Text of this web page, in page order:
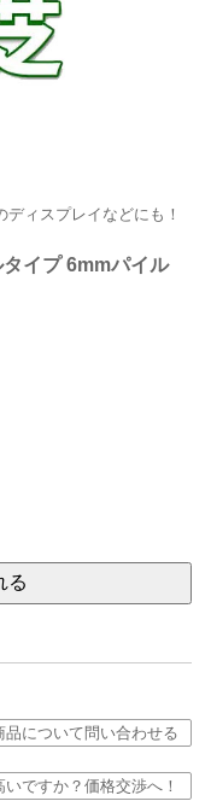
ィスプレイなどにも！
タイプ 6mmパイル
品について問い合わせる
ですか？価格交渉へ！